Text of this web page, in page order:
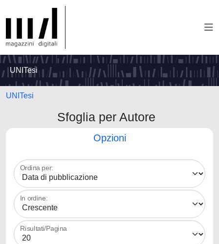
UNITesi
UNITesi
Sfoglia per Autore
Opzioni
Ordina per:
In ordine:
Risultati/Pagina